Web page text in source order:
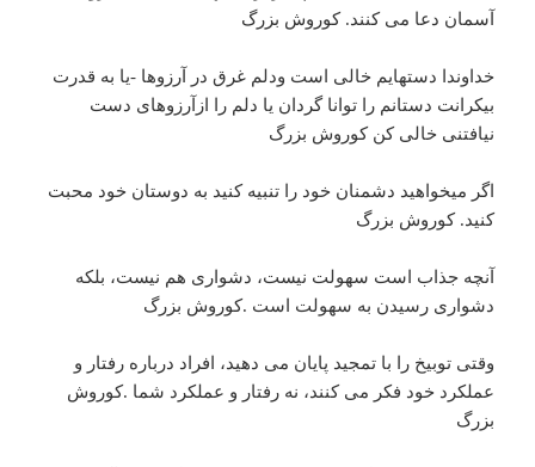
آسمان دعا می کنند. کوروش بزرگ
خداوندا دستهایم خالی است ودلم غرق در آرزوها -یا به قدرت
بیکرانت دستانم را توانا گردان یا دلم را ازآرزوهای دست
نیافتنی خالی کن کوروش بزرگ
اگر میخواهید دشمنان خود را تنبیه کنید به دوستان خود محبت
کنید. کوروش بزرگ
آنچه جذاب است سهولت نیست، دشواری هم نیست، بلکه
دشواری رسیدن به سهولت است .کوروش بزرگ
وقتی توبیخ را با تمجید پایان می دهید، افراد درباره رفتار و
عملکرد خود فکر می کنند، نه رفتار و عملکرد شما .کوروش
بزرگ